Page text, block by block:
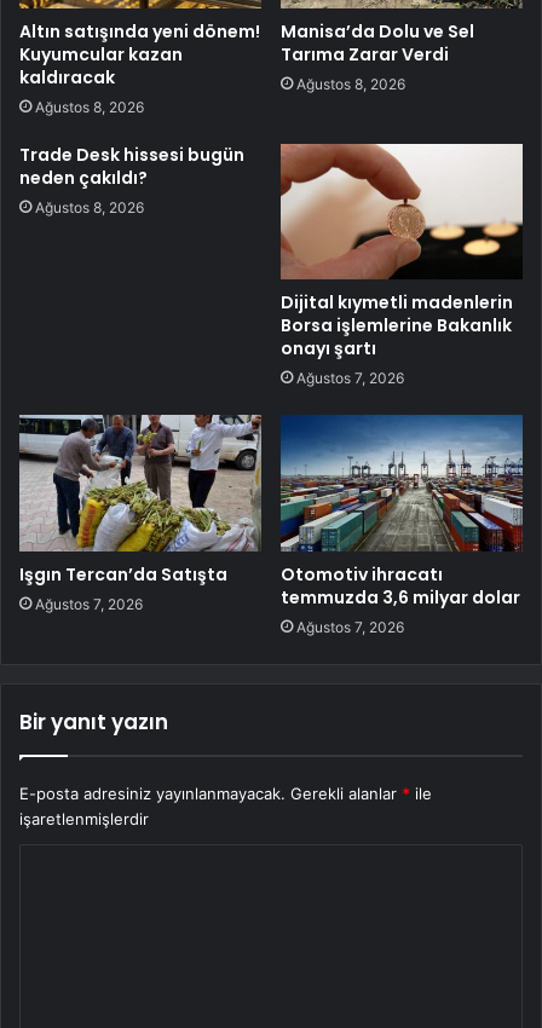
Altın satışında yeni dönem!
Kuyumcular kazan
kaldıracak
Ağustos 8, 2026
Manisa’da Dolu ve Sel
Tarıma Zarar Verdi
Ağustos 8, 2026
Trade Desk hissesi bugün
neden çakıldı?
Ağustos 8, 2026
Dijital kıymetli madenlerin
Borsa işlemlerine Bakanlık
onayı şartı
Ağustos 7, 2026
Işgın Tercan’da Satışta
Ağustos 7, 2026
Otomotiv ihracatı
temmuzda 3,6 milyar dolar
Ağustos 7, 2026
Bir yanıt yazın
E-posta adresiniz yayınlanmayacak. Gerekli alanlar * ile
işaretlenmişlerdir